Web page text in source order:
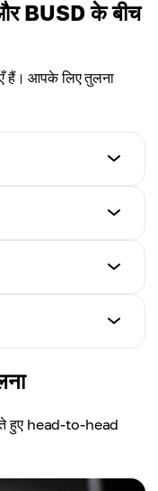
BUSD के बीच
हैं। आपके लिए तुलना
हुए head-to-head